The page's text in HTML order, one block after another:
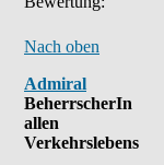
Nach oben
Admiral
BeherrscherIn
allen
Verkehrslebens